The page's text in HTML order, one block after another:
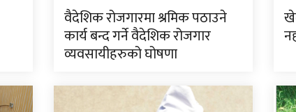
वैदेशिक रोजगारमा श्रमिक पठाउने
कार्य बन्द गर्ने वैदेशिक रोजगार
व्यवसायीहरुको घोषणा